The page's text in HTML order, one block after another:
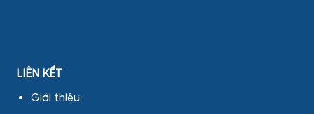
LIÊN KẾT
Giới thiệu